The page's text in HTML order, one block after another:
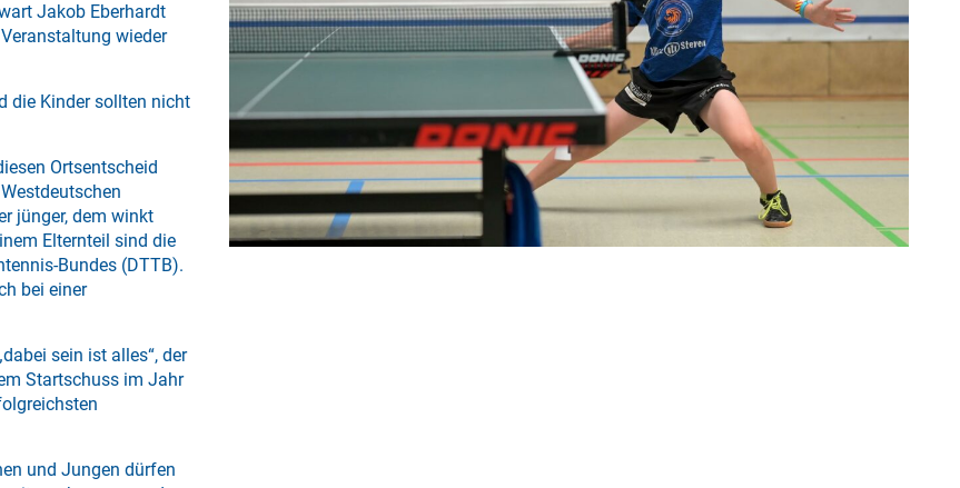
Jakob Eberhardt
wieder
die Kinder sollten nicht
Ortsentscheid
jünger, dem winkt
Elternteil sind die
Bundes (DTTB).
bei einer
sein ist alles“, der
Startschuss im Jahr
und Jungen dürfen